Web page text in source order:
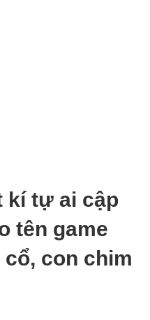
tự ai cập
tên game
con chim